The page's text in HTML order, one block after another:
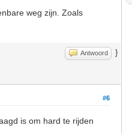
weg zijn. Zoals
Antwoord }
#6
is om hard te rijden